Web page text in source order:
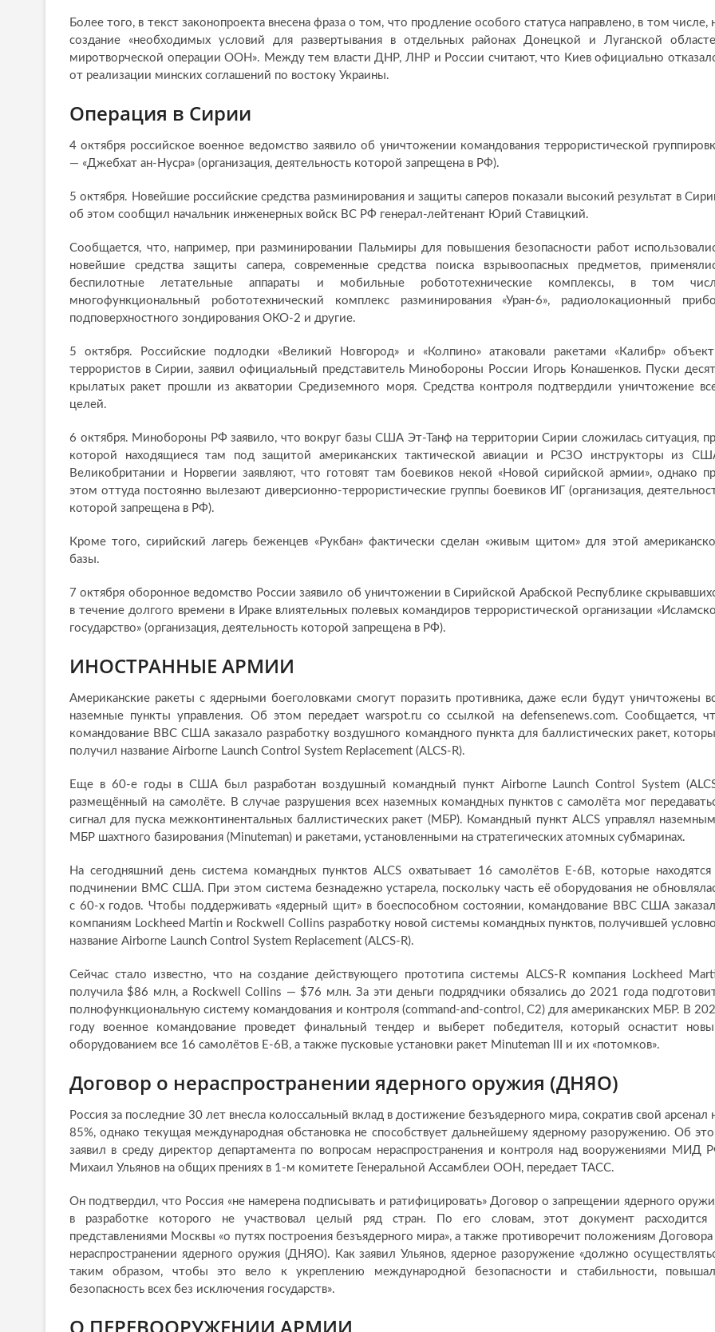
Более того, в текст законопроекта внесена фраза о том, что продление особого статуса направлено, в том числе,
создание «необходимых условий для развертывания в отдельных районах Донецкой и Луганской
миротворческой операции ООН». Между тем власти ДНР, ЛНР и России считают, что Киев официально
от реализации минских соглашений по востоку Украины.
Операция в Сирии
4 октября российское военное ведомство заявило об уничтожении командования террористической
— «Джебхат ан-Нусра» (организация, деятельность которой запрещена в РФ).
5 октября. Новейшие российские средства разминирования и защиты саперов показали высокий результат в
об этом сообщил начальник инженерных войск ВС РФ генерал-лейтенант Юрий Ставицкий.
Сообщается, что, например, при разминировании Пальмиры для повышения безопасности работ
новейшие средства защиты сапера, современные средства поиска взрывоопасных предметов,
беспилотные летательные аппараты и мобильные робототехнические комплексы, в том
многофункциональный робототехнический комплекс разминирования «Уран-6», радиолокационный
подповерхностного зондирования ОКО-2 и другие.
5 октября. Российские подлодки «Великий Новгород» и «Колпино» атаковали ракетами «Калибр»
террористов в Сирии, заявил официальный представитель Минобороны России Игорь Конашенков. Пуски
крылатых ракет прошли из акватории Средиземного моря. Средства контроля подтвердили уничтожение
целей.
6 октября. Минобороны РФ заявило, что вокруг базы США Эт-Танф на территории Сирии сложилась ситуация,
которой находящиеся там под защитой американских тактической авиации и РСЗО инструкторы из
Великобритании и Норвегии заявляют, что готовят там боевиков некой «Новой сирийской армии», однако
этом оттуда постоянно вылезают диверсионно-террористические группы боевиков ИГ (организация,
которой запрещена в РФ).
Кроме того, сирийский лагерь беженцев «Рукбан» фактически сделан «живым щитом» для этой
базы.
7 октября оборонное ведомство России заявило об уничтожении в Сирийской Арабской Республике
в течение долгого времени в Ираке влиятельных полевых командиров террористической организации
государство» (организация, деятельность которой запрещена в РФ).
ИНОСТРАННЫЕ АРМИИ
Американские ракеты с ядерными боеголовками смогут поразить противника, даже если будут уничтожены
наземные пункты управления. Об этом передает warspot.ru со ссылкой на defensenews.com. Сообщается,
командование ВВС США заказало разработку воздушного командного пункта для баллистических ракет,
получил название Airborne Launch Control System Replacement (ALCS-R).
Еще в 60-е годы в США был разработан воздушный командный пункт Airborne Launch Control System
размещённый на самолёте. В случае разрушения всех наземных командных пунктов с самолёта мог
сигнал для пуска межконтинентальных баллистических ракет (МБР). Командный пункт ALCS управлял
МБР шахтного базирования (Minuteman) и ракетами, установленными на стратегических атомных субмаринах.
На сегодняшний день система командных пунктов ALCS охватывает 16 самолётов E-6B, которые находятся
подчинении ВМС США. При этом система безнадежно устарела, поскольку часть её оборудования не
с 60-х годов. Чтобы поддерживать «ядерный щит» в боеспособном состоянии, командование ВВС США
компаниям Lockheed Martin и Rockwell Collins разработку новой системы командных пунктов, получившей
название Airborne Launch Control System Replacement (ALCS-R).
Сейчас стало известно, что на создание действующего прототипа системы ALCS-R компания Lockheed
получила $86 млн, а Rockwell Collins — $76 млн. За эти деньги подрядчики обязались до 2021 года
полнофункциональную систему командования и контроля (command-and-control, C2) для американских МБР. В
году военное командование проведет финальный тендер и выберет победителя, который оснастит
оборудованием все 16 самолётов E-6B, а также пусковые установки ракет Minuteman III и их «потомков».
Договор о нераспространении ядерного оружия (ДНЯО)
Россия за последние 30 лет внесла колоссальный вклад в достижение безъядерного мира, сократив свой арсенал
85%, однако текущая международная обстановка не способствует дальнейшему ядерному разоружению. Об
заявил в среду директор департамента по вопросам нераспространения и контроля над вооружениями МИД
Михаил Ульянов на общих прениях в 1-м комитете Генеральной Ассамблеи ООН, передает ТАСС.
Он подтвердил, что Россия «не намерена подписывать и ратифицировать» Договор о запрещении ядерного
в разработке которого не участвовал целый ряд стран. По его словам, этот документ расходится
представлениями Москвы «о путях построения безъядерного мира», а также противоречит положениям Договора
нераспространении ядерного оружия (ДНЯО). Как заявил Ульянов, ядерное разоружение «должно
таким образом, чтобы это вело к укреплению международной безопасности и стабильности,
безопасность всех без исключения государств».
О ПЕРЕВООРУЖЕНИИ АРМИИ